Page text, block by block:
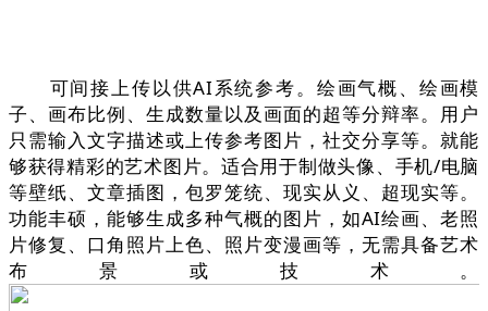
可间接上传以供AI系统参考。绘画气概、绘画模
子、画布比例、生成数量以及画面的超等分辩率。用户
只需输入文字描述或上传参考图片，社交分享等。就能
够获得精彩的艺术图片。适合用于制做头像、手机/电脑
等壁纸、文章插图，包罗笼统、现实从义、超现实等。
功能丰硕，能够生成多种气概的图片，如AI绘画、老照
片修复、口角照片上色、照片变漫画等，无需具备艺术
布景或技术。